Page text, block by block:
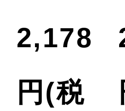
ド
2,178
円(税